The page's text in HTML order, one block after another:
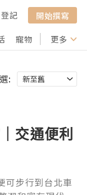
記
開始撰寫
寵物 行山 打卡
更多
:
交通便利
可步行到台北車